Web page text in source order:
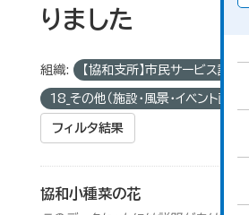
りました
組織: 【協和支所】市民サービス課
18_その他（施設・風景・イベント画像）
フィルタ結果
協和小種菜の花